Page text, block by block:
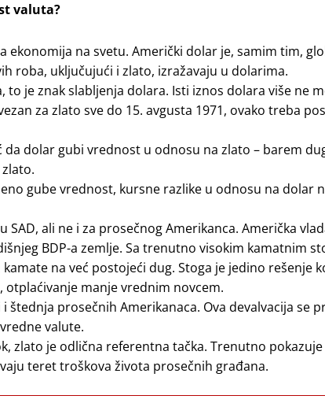
valuta?
ekonomija na svetu. Američki dolar je, samim tim,
roba, uključujući i zlato, izražavaju u dolarima.
to je znak slabljenja dolara. Isti iznos dolara više ne
za zlato sve do 15. avgusta 1971, ovako treba
da dolar gubi vrednost u odnosu na zlato – barem
gube vrednost, kursne razlike u odnosu na dolar
SAD, ali ne i za prosečnog Amerikanca. Američka
BDP-a zemlje. Sa trenutno visokim kamatnim
na već postojeći dug. Stoga je jedino rešenje
otplaćivanje manje vrednim novcem.
prosečnih Amerikanaca. Ova devalvacija se
valute.
zlato je odlična referentna tačka. Trenutno
teret troškova života prosečnih građana.